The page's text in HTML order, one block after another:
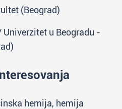
(Beograd)
u Beogradu -
hemija, hemija